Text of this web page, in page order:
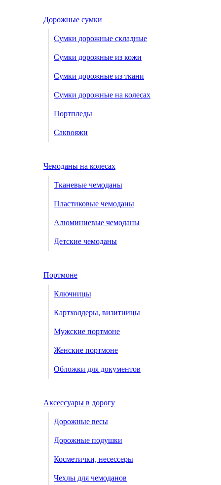
Дорожные сумки
Сумки дорожные складные
Сумки дорожные из кожи
Сумки дорожные из ткани
Сумки дорожные на колесах
Портпледы
Саквояжи
Чемоданы на колесах
Тканевые чемоданы
Пластиковые чемоданы
Алюминиевые чемоданы
Детские чемоданы
Портмоне
Ключницы
Картхолдеры, визитницы
Мужские портмоне
Женские портмоне
Обложки для документов
Аксессуары в дорогу
Дорожные весы
Дорожные подушки
Косметички, несессеры
Чехлы для чемоданов